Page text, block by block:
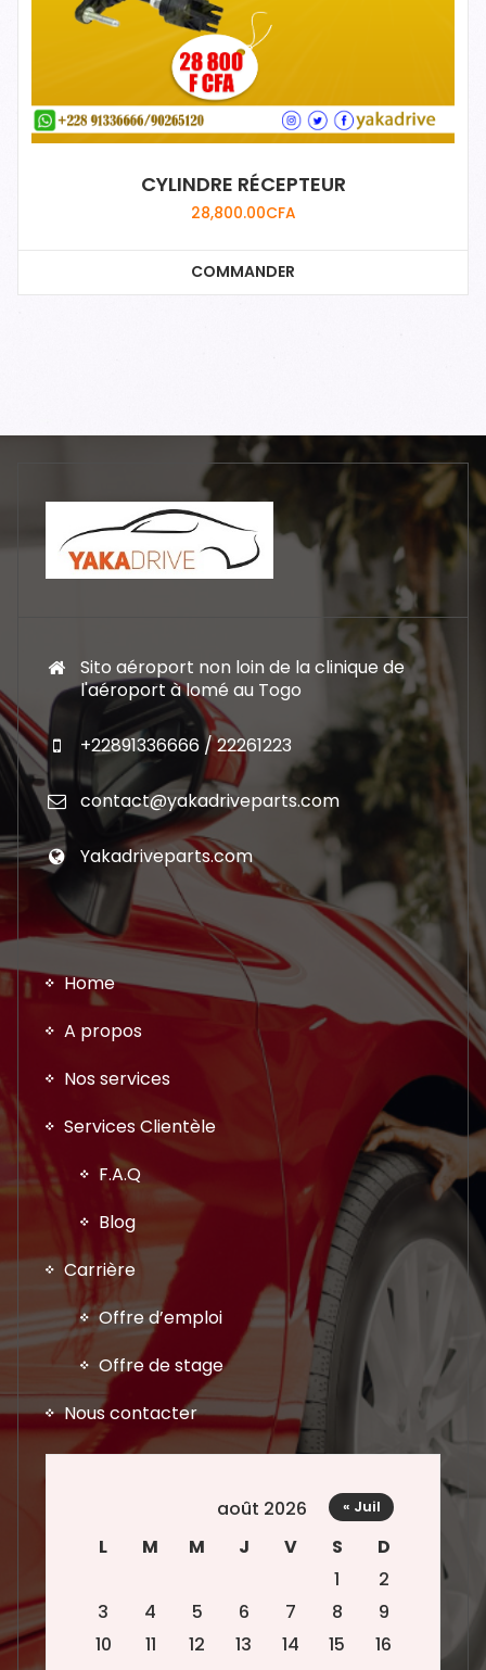
CYLINDRE RÉCEPTEUR
28,800.00CFA
COMMANDER
Sito aéroport non loin de la clinique de
l'aéroport à lomé au Togo
+22891336666 / 22261223
contact@yakadriveparts.com
Yakadriveparts.com
Home
A propos
Nos services
Services Clientèle
F.A.Q
Blog
Carrière
Offre d’emploi
Offre de stage
Nous contacter
août 2026
L
M M J V S
D
1
2
3
4 5 6 7 8
9
10
11 12 13 14 15
16
« Juil